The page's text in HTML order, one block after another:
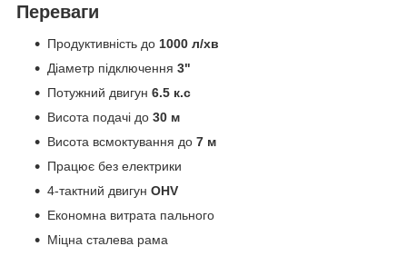
Переваги
Продуктивність до 1000 л/хв
Діаметр підключення 3"
Потужний двигун 6.5 к.с
Висота подачі до 30 м
Висота всмоктування до 7 м
Працює без електрики
4-тактний двигун OHV
Економна витрата пального
Міцна сталева рама